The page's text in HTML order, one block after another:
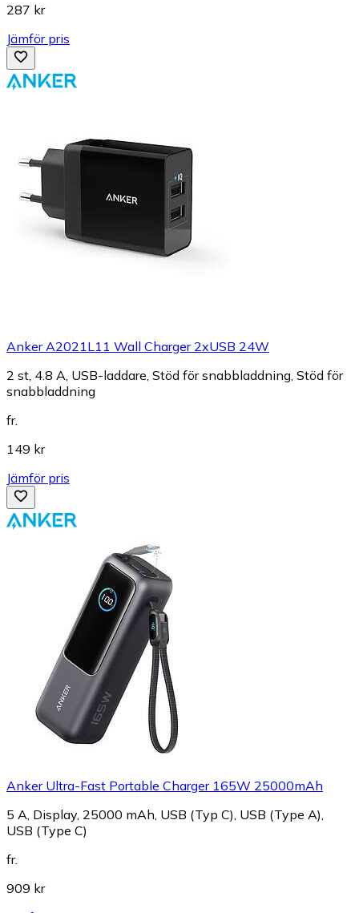
287 kr
Jämför pris
Anker A2021L11 Wall Charger 2xUSB 24W
2 st, 4.8 A, USB-laddare, Stöd för snabbladdning, Stöd för
snabbladdning
fr.
149 kr
Jämför pris
Anker Ultra-Fast Portable Charger 165W 25000mAh
5 A, Display, 25000 mAh, USB (Typ C), USB (Type A),
USB (Type C)
fr.
909 kr